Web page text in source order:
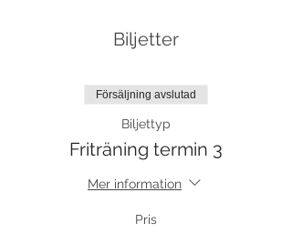
Biljetter
Försäljning avslutad
Biljettyp
Friträning termin 3
Mer information
Pris